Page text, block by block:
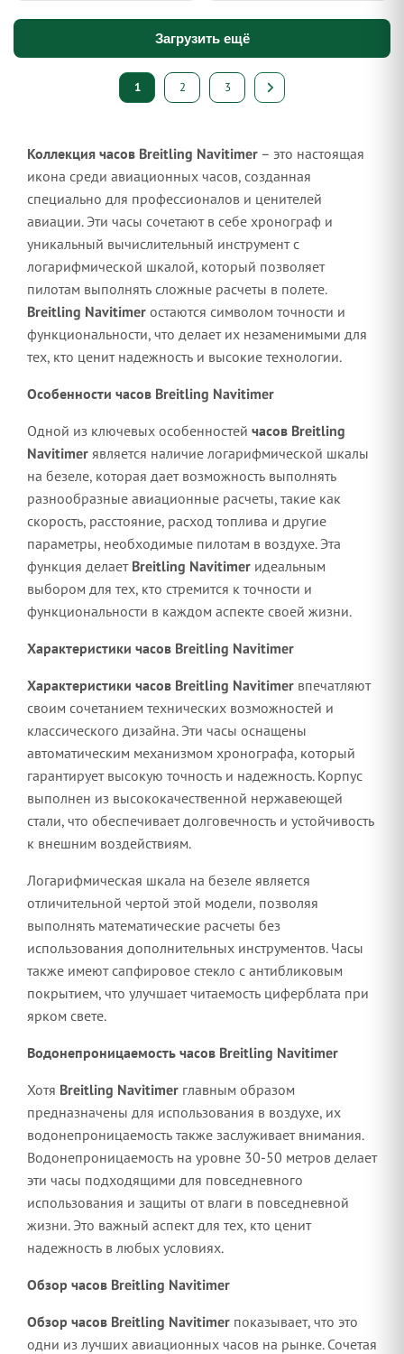
Загрузить ещё
1 2 3
Коллекция часов Breitling Navitimer – это настоящая
икона среди авиационных часов, созданная
специально для профессионалов и ценителей
авиации. Эти часы сочетают в себе хронограф и
уникальный вычислительный инструмент с
логарифмической шкалой, который позволяет
пилотам выполнять сложные расчеты в полете.
Breitling Navitimer остаются символом точности и
функциональности, что делает их незаменимыми для
тех, кто ценит надежность и высокие технологии.
Особенности часов Breitling Navitimer
Одной из ключевых особенностей часов Breitling
Navitimer является наличие логарифмической шкалы
на безеле, которая дает возможность выполнять
разнообразные авиационные расчеты, такие как
скорость, расстояние, расход топлива и другие
параметры, необходимые пилотам в воздухе. Эта
функция делает Breitling Navitimer идеальным
выбором для тех, кто стремится к точности и
функциональности в каждом аспекте своей жизни.
Характеристики часов Breitling Navitimer
Характеристики часов Breitling Navitimer впечатляют
своим сочетанием технических возможностей и
классического дизайна. Эти часы оснащены
автоматическим механизмом хронографа, который
гарантирует высокую точность и надежность. Корпус
выполнен из высококачественной нержавеющей
стали, что обеспечивает долговечность и устойчивость
к внешним воздействиям.
Логарифмическая шкала на безеле является
отличительной чертой этой модели, позволяя
выполнять математические расчеты без
использования дополнительных инструментов. Часы
также имеют сапфировое стекло с антибликовым
покрытием, что улучшает читаемость циферблата при
ярком свете.
Водонепроницаемость часов Breitling Navitimer
Хотя Breitling Navitimer главным образом
предназначены для использования в воздухе, их
водонепроницаемость также заслуживает внимания.
Водонепроницаемость на уровне 30-50 метров делает
эти часы подходящими для повседневного
использования и защиты от влаги в повседневной
жизни. Это важный аспект для тех, кто ценит
надежность в любых условиях.
Обзор часов Breitling Navitimer
Обзор часов Breitling Navitimer показывает, что это
одни из лучших авиационных часов на рынке. Сочетая